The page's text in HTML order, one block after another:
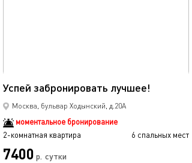
Успей забронировать лучшее!
Москва, бульвар Ходынский, д.20А
моментальное бронирование
2-комнатная квартира
6 спальных мест
7400 р. сутки